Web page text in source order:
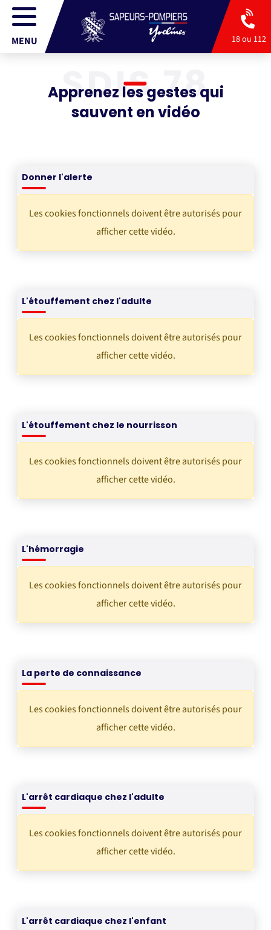
MENU 18 ou 112
SDIS 78
Apprenez les gestes qui
sauvent en vidéo
Donner l'alerte
Les cookies fonctionnels doivent être autorisés pour
afficher cette vidéo.
L'étouffement chez l'adulte
Les cookies fonctionnels doivent être autorisés pour
afficher cette vidéo.
L'étouffement chez le nourrisson
Les cookies fonctionnels doivent être autorisés pour
afficher cette vidéo.
L'hémorragie
Les cookies fonctionnels doivent être autorisés pour
afficher cette vidéo.
La perte de connaissance
Les cookies fonctionnels doivent être autorisés pour
afficher cette vidéo.
L'arrêt cardiaque chez l'adulte
Les cookies fonctionnels doivent être autorisés pour
afficher cette vidéo.
L'arrêt cardiaque chez l'enfant